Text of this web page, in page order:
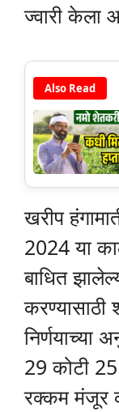
ज्वारी केला
Also Read
खरीप
2024 या
बाधित
करण्यासाठी
निर्णयाच्या
29 कोटी
रक्कम मंजूर